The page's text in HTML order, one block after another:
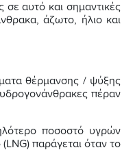
αυτό και σημαντικές
άζωτο, ήλιο και
θέρμανσης / ψύξης
πέραν
ποσοστό υγρών
παράγεται όταν το